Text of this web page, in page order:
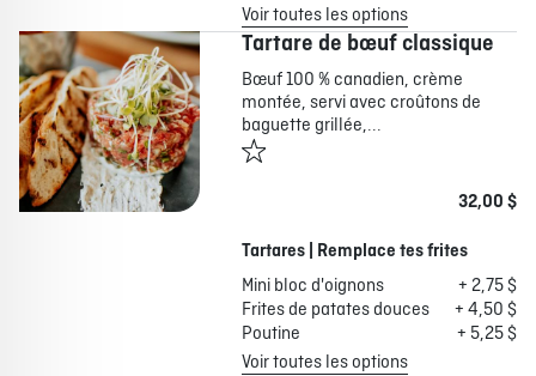
Voir toutes les options
Tartare de bœuf classique
Bœuf 100 % canadien, crème
montée, servi avec croûtons de
baguette grillée,...
32,00 $
Tartares | Remplace tes frites
Mini bloc d'oignons
+ 2,75 $
Frites de patates douces
+ 4,50 $
Poutine
+ 5,25 $
Voir toutes les options